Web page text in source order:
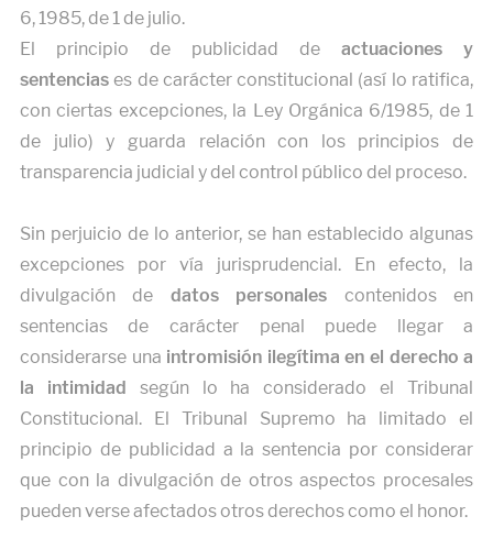
6, 1985, de 1 de julio.
El principio de publicidad deactuaciones y
sentenciases de carácter constitucional (así lo ratifica,
con ciertas excepciones, la Ley Orgánica 6/1985, de 1
de julio) y guarda relación con los principios de
transparencia judicial y del control público del proceso.
Sin perjuicio de lo anterior, se han establecido algunas
excepciones por vía jurisprudencial. En efecto, la
divulgación de datos personales contenidos en
sentencias de carácter penal puede llegar a
considerarse una intromisión ilegítima en el derecho a
la intimidad según lo ha considerado el Tribunal
Constitucional. El Tribunal Supremo ha limitado el
principio de publicidad a la sentencia por considerar
que con la divulgación de otros aspectos procesales
pueden verse afectados otros derechos como el honor.